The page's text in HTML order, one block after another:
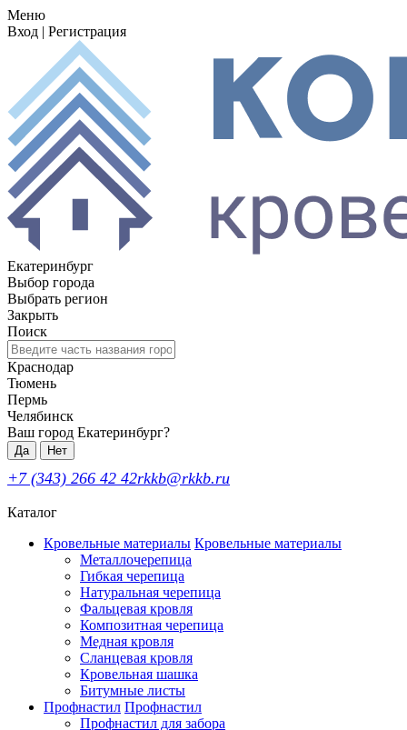
Меню
Вход | Регистрация
Екатеринбург
Выбор города
Выбрать регион
Закрыть
Поиск
Краснодар
Тюмень
Пермь
Челябинск
Ваш город Екатеринбург?
Да Нет
+7 (343) 266 42 42rkkb@rkkb.ru
Каталог
Кровельные материалы Кровельные материалы
Металлочерепица
Гибкая черепица
Натуральная черепица
Фальцевая кровля
Композитная черепица
Медная кровля
Сланцевая кровля
Кровельная шашка
Битумные листы
Профнастил Профнастил
Профнастил для забора